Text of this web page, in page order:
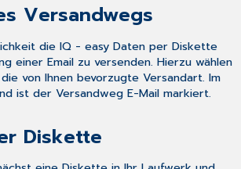
Versandwegs
die IQ - easy Daten per Diskette
einer Email zu versenden. Hierzu wählen
von Ihnen bevorzugte Versandart. Im
ist der Versandweg E-Mail markiert.
Diskette